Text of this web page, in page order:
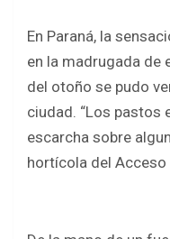
En Paraná, la
en la madrugada de
del otoño se pudo
ciudad. “Los pastos
escarcha sobre
hortícola del Acceso